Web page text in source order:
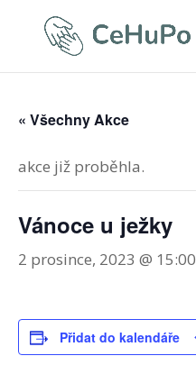
« Všechny Akce
akce již proběhla.
Vánoce u ježky
2 prosince, 2023 @ 15:00
Přidat do kalendáře